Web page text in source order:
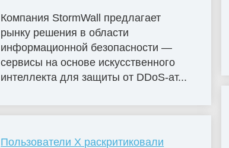
Компания StormWall предлагает
рынку решения в области
информационной безопасности —
сервисы на основе искусственного
интеллекта для защиты от DDoS-ат...
Пользователи X раскритиковали